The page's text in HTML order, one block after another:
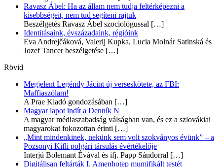
Ravasz Ábel: Ha az állam nem tudja feltérképezni a
kisebbségeit, nem tud segíteni rajtuk
Beszélgetés Ravasz Ábel szociológussal […]
Identitásaink, évszázadaink, régióink
Eva Andrejčáková, Valerij Kupka, Lucia Molnár Satinská és
Jozef Tancer beszélgetése […]
Rövid
Megjelent Legéndy Jácint új verseskötete, az FBI:
Maffiaszólam!
A Prae Kiadó gondozásában […]
Magyar lapot indít a Denník N
A magyar médiaszabadság válságban van, és ez a szlovákiai
magyarokat fokozottan érinti […]
„Mint mindenkinek, nekünk sem volt szokványos évünk” – a
Pozsonyi Kifli polgári társulás évértékelője
Interjú Bolemant Évával és ifj. Papp Sándorral […]
Digitálisan feltárták I. Amenhotep mumifikált testét